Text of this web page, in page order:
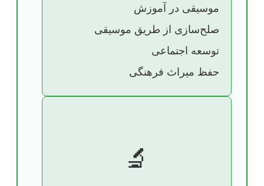
موسیقی در آموزش
صلح‌سازی از طریق موسیقی
توسعه اجتماعی
حفظ میراث فرهنگی
🔬